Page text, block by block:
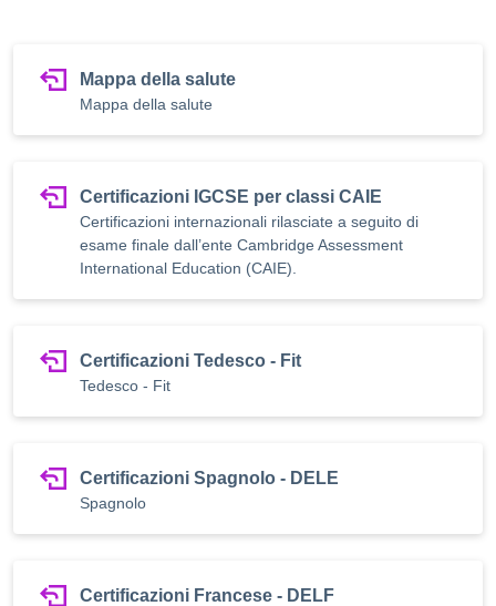
Mappa della salute
Mappa della salute
Certificazioni IGCSE per classi CAIE
Certificazioni internazionali rilasciate a seguito di
esame finale dall’ente Cambridge Assessment
International Education (CAIE).
Certificazioni Tedesco - Fit
Tedesco - Fit
Certificazioni Spagnolo - DELE
Spagnolo
Certificazioni Francese - DELF